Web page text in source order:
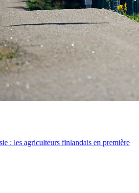
: les agriculteurs finlandais en première